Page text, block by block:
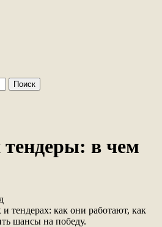
в чем
тендерах: как они работают, как
шансы на победу.